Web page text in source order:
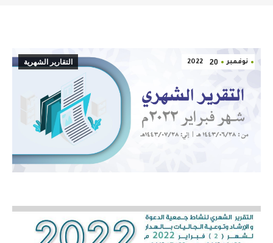
نوفمبر 20
2022 التقارير الشهرية